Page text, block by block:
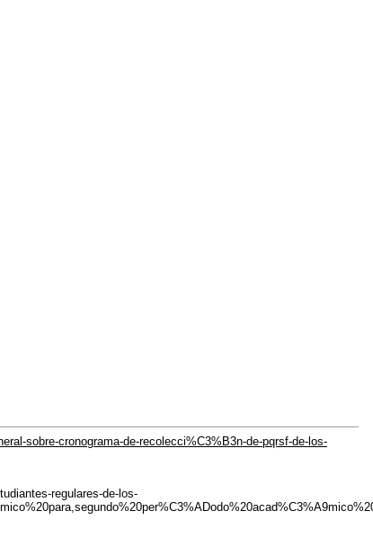
sobre-cronograma-de-recolecci%C3%B3n-de-pqrsf-de-los-
regulares-de-los-